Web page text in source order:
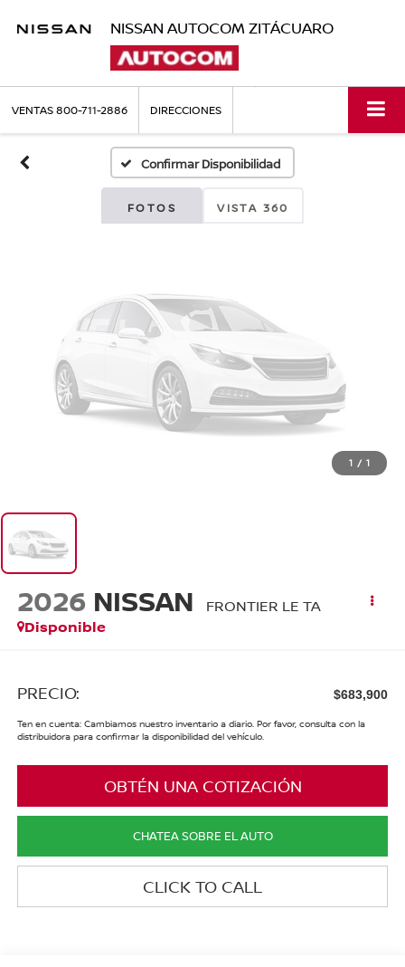
NISSAN AUTOCOM ZITÁCUARO
VENTAS800-711-2886 DIRECCIONES
Confirmar Disponibilidad
FOTOS VISTA 360
Fotos No
Disponibles
Por favor, revise luego
1 / 1
2026 NISSAN
FRONTIER LE TA
Disponible
PRECIO: $683,900
Ten en cuenta: Cambiamos nuestro inventario a diario. Por favor, consulta con la
distribuidora para confirmar la disponibilidad del vehículo.
OBTÉN UNA COTIZACIÓN
CHATEA SOBRE EL AUTO
CLICK TO CALL